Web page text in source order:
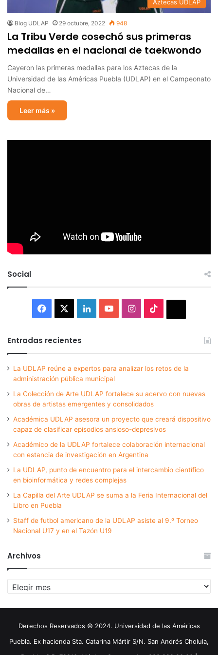
Aztecas UDLAP
Blog UDLAP 29 octubre, 2022 948
La Tribu Verde cosechó sus primeras
medallas en el nacional de taekwondo
Cayeron las primeras medallas para los Aztecas de la
Universidad de las Américas Puebla (UDLAP) en el Campeonato
Nacional de…
Leer más »
Social
Facebook LinkedInYouTubeInstagram
Entradas recientes
La UDLAP reúne a expertos para analizar los retos de la
administración pública municipal
La Colección de Arte UDLAP fortalece su acervo con nuevas
obras de artistas emergentes y consolidados
Académica UDLAP asesora un proyecto que creará dispositivo
capaz de clasificar episodios ansioso-depresivos
Académico de la UDLAP fortalece colaboración internacional
con estancia de investigación en Argentina
La UDLAP, punto de encuentro para el intercambio científico
en bioinformática y redes complejas
La Capilla del Arte UDLAP se suma a la Feria Internacional del
Libro en Puebla
Staff de futbol americano de la UDLAP asiste al 9.º Torneo
Nacional U17 y en el Tazón U19
Archivos
Archivos
Derechos Reservados © 2024. Universidad de las Américas
Puebla. Ex hacienda Sta. Catarina Mártir S/N. San Andrés Cholula,